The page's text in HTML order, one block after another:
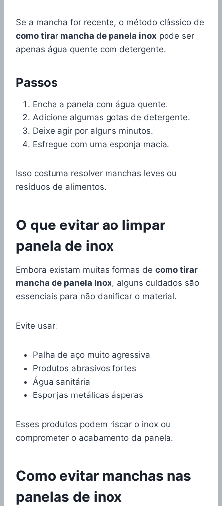
Se a mancha for recente, o método clássico de
como tirar mancha de panela inox pode ser
apenas água quente com detergente.
Passos
Encha a panela com água quente.
Adicione algumas gotas de detergente.
Deixe agir por alguns minutos.
Esfregue com uma esponja macia.
Isso costuma resolver manchas leves ou
resíduos de alimentos.
O que evitar ao limpar
panela de inox
Embora existam muitas formas de como tirar
mancha de panela inox, alguns cuidados são
essenciais para não danificar o material.
Evite usar:
Palha de aço muito agressiva
Produtos abrasivos fortes
Água sanitária
Esponjas metálicas ásperas
Esses produtos podem riscar o inox ou
comprometer o acabamento da panela.
Como evitar manchas nas
panelas de inox